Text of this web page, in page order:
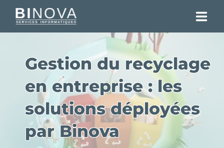
RÉALISATIONS
CLIENTS
ENTREPRISE
ENGAGEMENTS
Gestion du recyclage
en entreprise : les
solutions déployées
par Binova